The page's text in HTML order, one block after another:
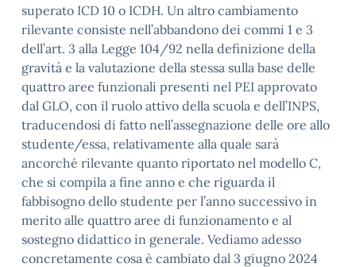
superato ICD 10 o ICDH. Un altro cambiamento
rilevante consiste nell’abbandono dei commi 1 e 3
dell’art. 3 alla Legge 104/92 nella definizione della
gravità e la valutazione della stessa sulla base delle
quattro aree funzionali presenti nel PEI approvato
dal GLO, con il ruolo attivo della scuola e dell’INPS,
traducendosi di fatto nell’assegnazione delle ore allo
studente/essa, relativamente alla quale sarà
ancorché rilevante quanto riportato nel modello C,
che si compila a fine anno e che riguarda il
fabbisogno dello studente per l’anno successivo in
merito alle quattro aree di funzionamento e al
sostegno didattico in generale. Vediamo adesso
concretamente cosa è cambiato dal 3 giugno 2024